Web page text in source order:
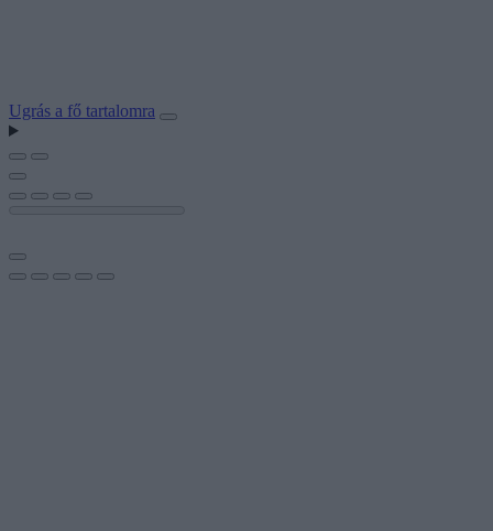
Ugrás a fő tartalomra